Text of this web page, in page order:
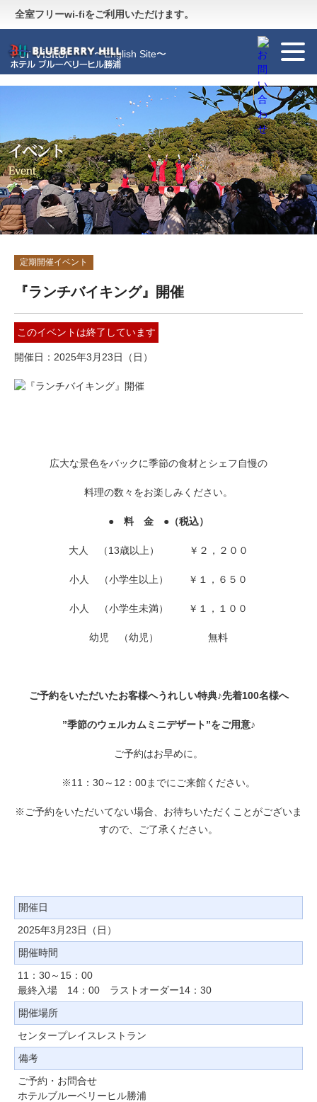
全室フリーwi-fiをご利用いただけます。
Guide 〜施設のご案内〜
For Visitor 〜English Site〜
定期開催イベント
『ランチバイキング』開催
このイベントは終了しています
開催日 2025年3月23日（日）
広大な景色をバックに季節の食材とシェフ自慢の
料理の数々をお楽しみください。
● 料 金 ●（税込）
大人 （13歳以上） ￥２，２００
小人 （小学生以上） ￥１，６５０
小人 （小学生未満） ￥１，１００
幼児 （幼児） 無料
ご予約をいただいたお客様へうれしい特典♪先着100名様へ
”季節のウェルカムミニデザート”をご用意♪
ご予約はお早めに。
※11：30～12：00までにご来館ください。
※ご予約をいただいてない場合、お待ちいただくことがございま
すので、ご了承ください。
開催日
2025年3月23日（日）
開催時間
11：30～15：00
最終入場 14：00 ラストオーダー14：30
開催場所
センタープレイスレストラン
備考
ご予約・お問合せ
ホテルブルーベリーヒル勝浦